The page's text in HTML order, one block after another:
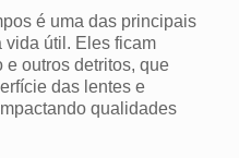
é uma das principais
vida útil. Eles ficam
outros detritos, que
das lentes e
qualidades